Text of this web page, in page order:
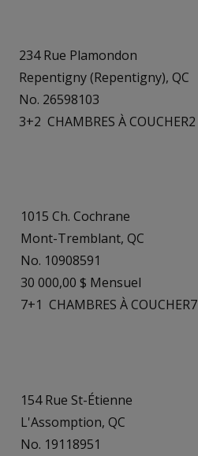
234 Rue Plamondon
Repentigny (Repentigny), QC
No. 26598103
3+2 CHAMBRES À COUCHER2
1015 Ch. Cochrane
Mont-Tremblant, QC
No. 10908591
30 000,00 $ Mensuel
7+1 CHAMBRES À COUCHER7
154 Rue St-Étienne
L'Assomption, QC
No. 19118951